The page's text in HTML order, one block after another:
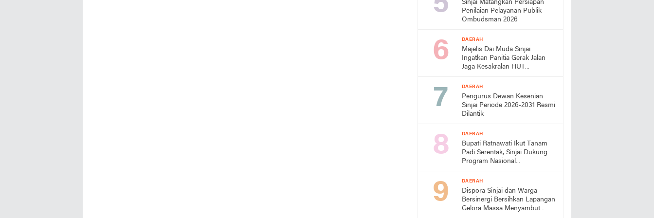
Sinjai Matangkan Persiapan
Penilaian Pelayanan Publik
Ombudsman 2026
DAERAH
Majelis Dai Muda Sinjai
Ingatkan Panitia Gerak Jalan
Jaga Kesakralan HUT
DAERAH
Pengurus Dewan Kesenian
Sinjai Periode 2026-2031 Resmi
Dilantik
DAERAH
Bupati Ratnawati Ikut Tanam
Padi Serentak, Sinjai Dukung
Program Nasional
DAERAH
Dispora Sinjai dan Warga
Bersinergi Bersihkan Lapangan
Gelora Massa Menyambut